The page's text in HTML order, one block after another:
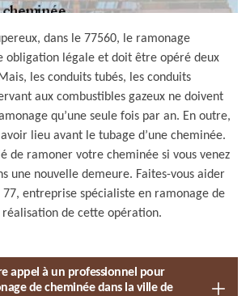
dans le 77560, le ramonage
obligation légale et doit être opéré deux
les conduits tubés, les conduits
aux combustibles gazeux ne doivent
qu’une seule fois par an. En outre,
lieu avant le tubage d’une cheminée.
de ramoner votre cheminée si vous venez
une nouvelle demeure. Faites-vous aider
77, entreprise spécialiste en ramonage de
de cette opération.
appel à un professionnel pour
de cheminée dans la ville de